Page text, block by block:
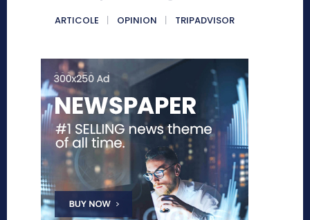
ARTICOLE OPINION TRIPADVISOR